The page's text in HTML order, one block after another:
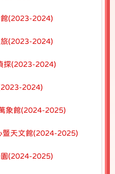
(2023-2024)
(2023-2024)
探(2023-2024)
2024)
象館(2024-2025)
暨天文館(2024-2025)
(2024-2025)